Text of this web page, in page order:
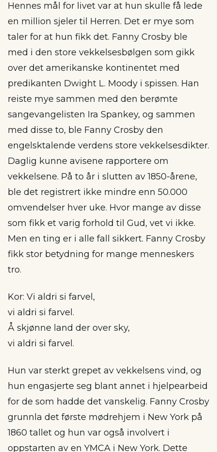
Hennes mål for livet var at hun skulle få lede
en million sjeler til Herren. Det er mye som
taler for at hun fikk det. Fanny Crosby ble
med i den store vekkelsesbølgen som gikk
over det amerikanske kontinentet med
predikanten Dwight L. Moody i spissen. Han
reiste mye sammen med den berømte
sangevangelisten Ira Spankey, og sammen
med disse to, ble Fanny Crosby den
engelsktalende verdens store vekkelsesdikter.
Daglig kunne avisene rapportere om
vekkelsene. På to år i slutten av 1850-årene,
ble det registrert ikke mindre enn 50.000
omvendelser hver uke. Hvor mange av disse
som fikk et varig forhold til Gud, vet vi ikke.
Men en ting er i alle fall sikkert. Fanny Crosby
fikk stor betydning for mange menneskers
tro.
Kor: Vi aldri si farvel,
vi aldri si farvel.
Å skjønne land der over sky,
vi aldri si farvel.
Hun var sterkt grepet av vekkelsens vind, og
hun engasjerte seg blant annet i hjelpearbeid
for de som hadde det vanskelig. Fanny Crosby
grunnla det første mødrehjem i New York på
1860 tallet og hun var også involvert i
oppstarten av en YMCA i New York. Dette